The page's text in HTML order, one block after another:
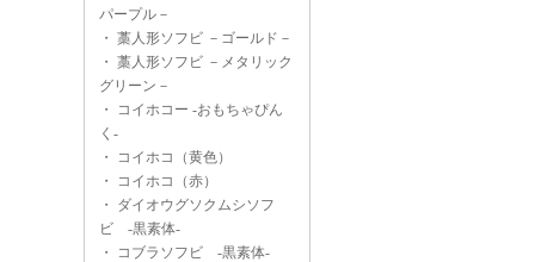
パープル－
・ 藁人形ソフビ －ゴールド－
・ 藁人形ソフビ －メタリック
グリーン－
・
コイホコー -おもちゃぴん
く-
・
コイホコ（黄色）
・
コイホコ（赤）
・ ダイオウグソクムシソフ
ビ -黒素体-
・
コブラソフビ -黒素体-